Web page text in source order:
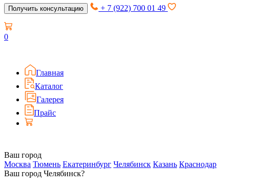
Получить консультацию + 7 (922) 700 01 49
0
Главная
Каталог
Галерея
Прайс
Ваш город
Москва Тюмень Екатеринбург Челябинск Казань Краснодар
Ваш город Челябинск?